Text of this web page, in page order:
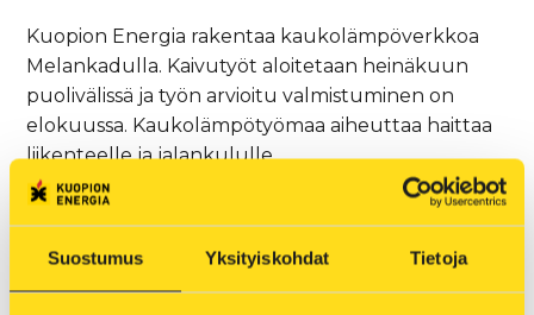
Suostumus Yksityiskohdat Tietoja
Kuopion Energia rakentaa kaukolämpöverkkoa
Melankadulla. Kaivutyöt aloitetaan heinäkuun
puolivälissä ja työn arvioitu valmistuminen on
elokuussa. Kaukolämpötyömaa aiheuttaa haittaa
liikenteelle ja jalankululle.
Mahdollisesta lämmönjakelun keskeytyksestä
häiriöviestipalvelun kautta niitä asiakkaita, joita
keskeytys koskee. Ajankohtaiset työmaat sekä